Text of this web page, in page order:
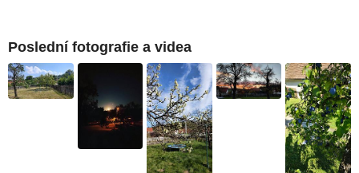
Poslední fotografie a videa